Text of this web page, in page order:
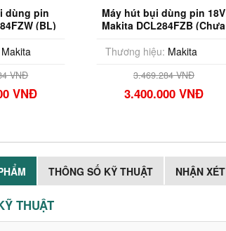
dùng pin
(BL)
Makita
VNĐ
VNĐ
Máy hút bụi dùng pin 18V
Makita DCL284FZB (Chưa
Thương hiệu: Makita
3.469.284 VNĐ
3.400.000 VNĐ
THÔNG SỐ KỸ THUẬT NHẬN XÉT
THUẬT